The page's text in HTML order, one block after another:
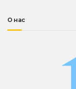
О нас